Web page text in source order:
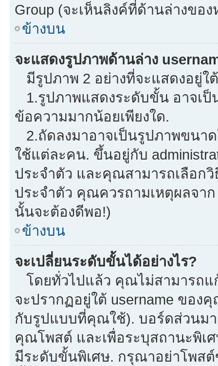
Group (จะเห็นลิงค์ที่ด้านล่างของ
ข้างบน
จะแสดงรูปภาพด้านล่าง
มีรูปภาพ 2 อย่างที่จะแสดงอยู่ใ
1.รูปภาพแสดงระดับขั้น อาจเ
ข้อความมากน้อยเพียงใด.
2.ถัดลงมาอาจเป็นรูปภาพขนา
ใช้แต่ละคน. ขึ้นอยู่กับ
ประจำตัว และคุณสามารถเลือก
ประจำตัว คุณควรถามเหตุผลจาก
นั้นจะต้องดีพอ!)
ข้างบน
จะเปลี่ยนระดับขั้นได้อย่างไร?
โดยทั่วไปแล้ว คุณไม่สามารถ
จะปรากฏอยู่ใต้ username ขอ
กับรูปแบบที่คุณใช้). บอร์ดส่วนม
คุณโพสต์ และเพื่อระบุสถานะพิเศ
มีระดับขั้นพิเศษ. กรุณาอย่าโพส